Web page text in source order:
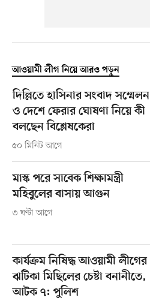
আওয়ামী লীগ নিয়ে আরও পড়ুন
দিল্লিতে হাসিনার সংবাদ সম্মেলন
ও দেশে ফেরার ঘোষণা নিয়ে কী
বলছেন বিশ্লেষকেরা
৫০ মিনিট আগে
মাস্ক পরে সাবেক শিক্ষামন্ত্রী
মহিবুলের বাসায় আগুন
৩ ঘণ্টা আগে
কার্যক্রম নিষিদ্ধ আওয়ামী লীগের
ঝটিকা মিছিলের চেষ্টা বনানীতে,
আটক ৭: পুলিশ